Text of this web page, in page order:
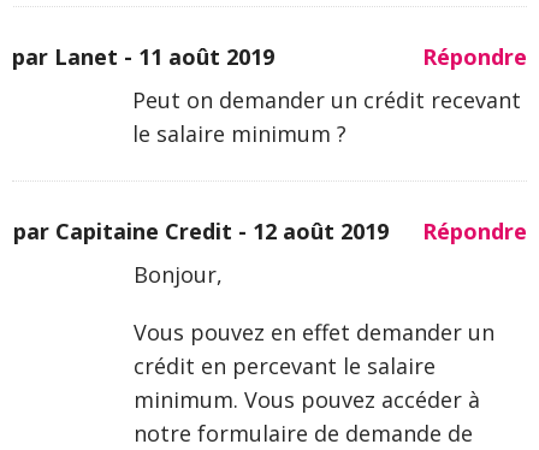
par Lanet - 11 août 2019
Répondre
Peut on demander un crédit recevant
le salaire minimum ?
par Capitaine Credit - 12 août 2019
Répondre
Bonjour,
Vous pouvez en effet demander un
crédit en percevant le salaire
minimum. Vous pouvez accéder à
notre formulaire de demande de